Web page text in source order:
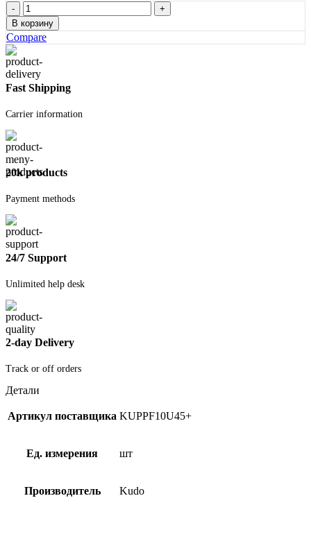
Количество
товара
Пена
монтажная
ПРОФ
всесезонная
ОГНЕСТОЙКАЯ
KUDO
PROOF
1000
мл
В корзину
Compare
Fast Shipping
Carrier information
20k products
Payment methods
24/7 Support
Unlimited help desk
2-day Delivery
Track or off orders
Детали
Артикул поставщика KUPPF10U45+
Ед. измерения шт
Производитель Kudo